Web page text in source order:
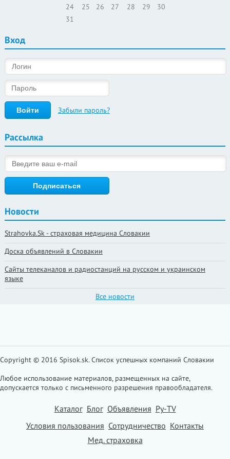
24
25 26 27 28 29
30
31
Вход
Забыли пароль?
Рассылка
Новости
Strahovka.Sk - страховая медицина Словакии
Доска объявлений в Словакии
Сайты телеканалов и радиостанций на русском и украинском
языке
Все новости
Copyright © 2016 Spisok.sk. Cписок успешных компаний Словакии
Любое использование материалов, размещенных на сайте,
допускается только с письменного разрешения правообладателя.
Каталог Блог Объявления Ру-TV
Условия пользования Сотрудничество Контакты
Мед. страховка